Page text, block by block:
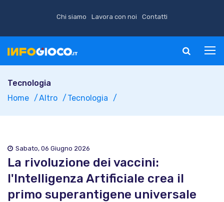
Chi siamo Lavora con noi Contatti
Tecnologia
Home
Altro Tecnologia
Sabato, 06 Giugno 2026
La rivoluzione dei vaccini:
l'Intelligenza Artificiale crea il
primo superantigene universale